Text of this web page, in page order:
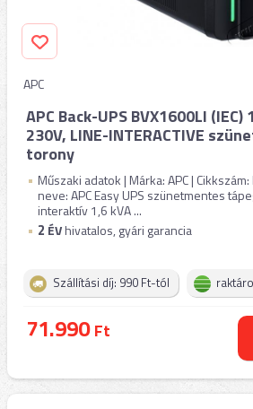
APC
APC Back-UPS BVX1600LI
230V, LINE-INTERACTIVE
torony
Műszaki adatok | Márka: APC |
neve: APC Easy UPS szünetmentes
interaktív 1,6 kVA ...
2 ÉVhivatalos, gyári garancia
Szállítási díj: 990 Ft-tól
71.990Ft